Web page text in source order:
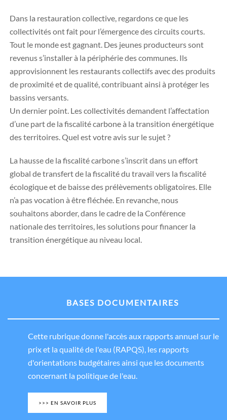
Dans la restauration collective, regardons ce que les
collectivités ont fait pour l’émergence des circuits courts.
Tout le monde est gagnant. Des jeunes producteurs sont
revenus s’installer à la périphérie des communes. Ils
approvisionnent les restaurants collectifs avec des produits
de proximité et de qualité, contribuant ainsi à protéger les
bassins versants.
Un dernier point. Les collectivités demandent l’affectation
d’une part de la fiscalité carbone à la transition énergétique
des territoires. Quel est votre avis sur le sujet ?
La hausse de la fiscalité carbone s’inscrit dans un effort
global de transfert de la fiscalité du travail vers la fiscalité
écologique et de baisse des prélèvements obligatoires. Elle
n’a pas vocation à être fléchée. En revanche, nous
souhaitons aborder, dans le cadre de la Conférence
nationale des territoires, les solutions pour financer la
transition énergétique au niveau local.
BASES DOCUMENTAIRES
Cette rubrique donne l'accès aux rapports annuel sur le
prix et la qualité de l'eau (RAPQS), les rapports
d'orientations budgétaires ainsi que les documents
concernant la politique de l'eau.
>>> EN SAVOIR PLUS